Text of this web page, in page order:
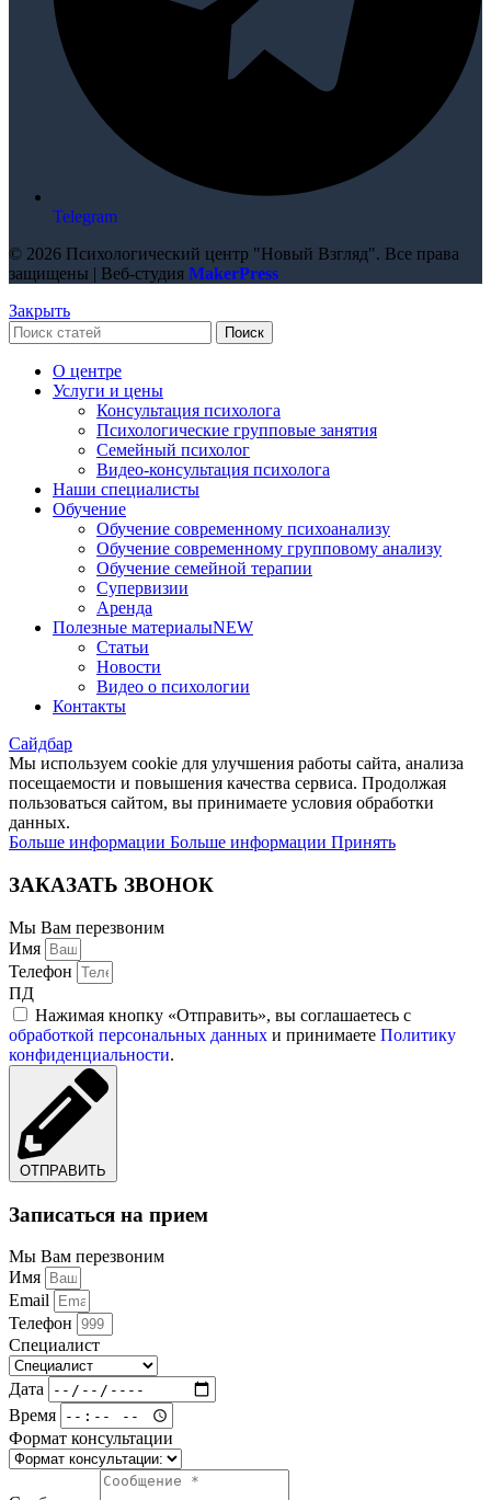
Telegram
© 2026 Психологический центр "Новый Взгляд". Все права
защищены | Веб-студия MakerPress
Закрыть
Поиск
О центре
Услуги и цены
Консультация психолога
Психологические групповые занятия
Семейный психолог
Видео-консультация психолога
Наши специалисты
Обучение
Обучение современному психоанализу
Обучение современному групповому анализу
Обучение семейной терапии
Супервизии
Аренда
Полезные материалыNEW
Статьи
Новости
Видео о психологии
Контакты
Сайдбар
Мы используем cookie для улучшения работы сайта, анализа
посещаемости и повышения качества сервиса. Продолжая
пользоваться сайтом, вы принимаете условия обработки
данных.
Больше информации Больше информации Принять
ЗАКАЗАТЬ ЗВОНОК
Мы Вам перезвоним
Имя
Телефон
ПД
Нажимая кнопку «Отправить», вы соглашаетесь с
обработкой персональных данных и принимаете Политику
конфиденциальности.
ОТПРАВИТЬ
Записаться на прием
Мы Вам перезвоним
Имя
Email
Телефон
Специалист
Дата
Время
Формат консультации